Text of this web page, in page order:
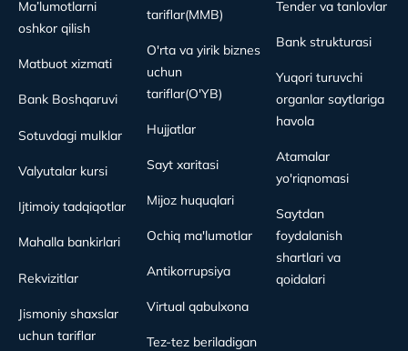
Ma’lumotlarni
oshkor qilish
Matbuot xizmati
Bank Boshqaruvi
Sotuvdagi mulklar
Valyutalar kursi
Ijtimoiy tadqiqotlar
Mahalla bankirlari
Rekvizitlar
Jismoniy shaxslar
uchun tariflar
tariflar(MMB)
O'rta va yirik biznes
uchun
tariflar(O'YB)
Hujjatlar
Sayt xaritasi
Mijoz huquqlari
Ochiq ma'lumotlar
Antikorrupsiya
Virtual qabulxona
Tez-tez beriladigan
Tender va tanlovlar
Bank strukturasi
Yuqori turuvchi
organlar saytlariga
havola
Atamalar
yo'riqnomasi
Saytdan
foydalanish
shartlari va
qoidalari